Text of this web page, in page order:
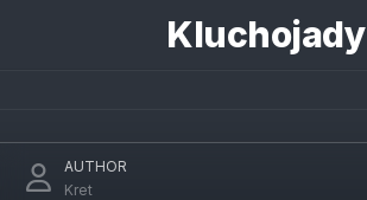
Kluchojady
AUTHOR
Kret